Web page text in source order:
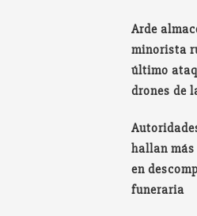
Arde
minorista
último
drones de
hallan más
en
funeraria